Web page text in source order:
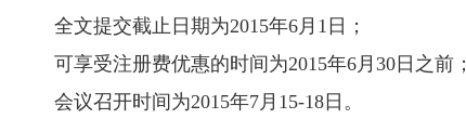
全文提交截止日期为2015年6月1日；
可享受注册费优惠的时间为2015年6月30日之前；
会议召开时间为2015年7月15-18日。